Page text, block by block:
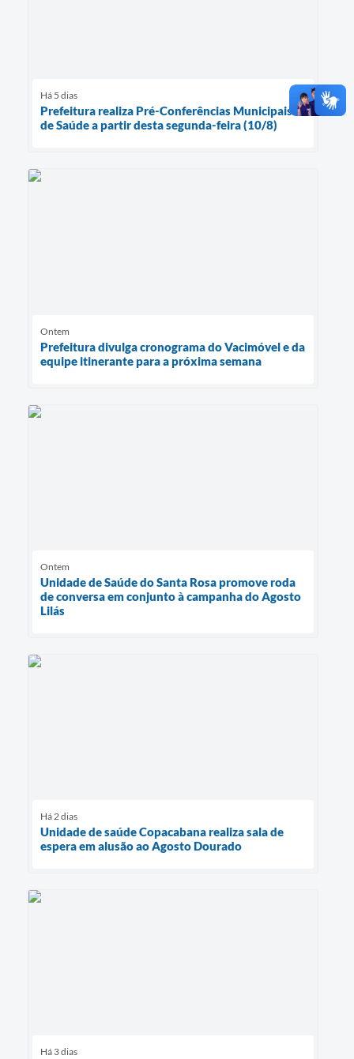
Há 5 dias
Prefeitura realiza Pré-Conferências Municipais
de Saúde a partir desta segunda-feira (10/8)
Ontem
Prefeitura divulga cronograma do Vacimóvel e da
equipe itinerante para a próxima semana
Ontem
Unidade de Saúde do Santa Rosa promove roda
de conversa em conjunto à campanha do Agosto
Lilás
Há 2 dias
Unidade de saúde Copacabana realiza sala de
espera em alusão ao Agosto Dourado
Há 3 dias